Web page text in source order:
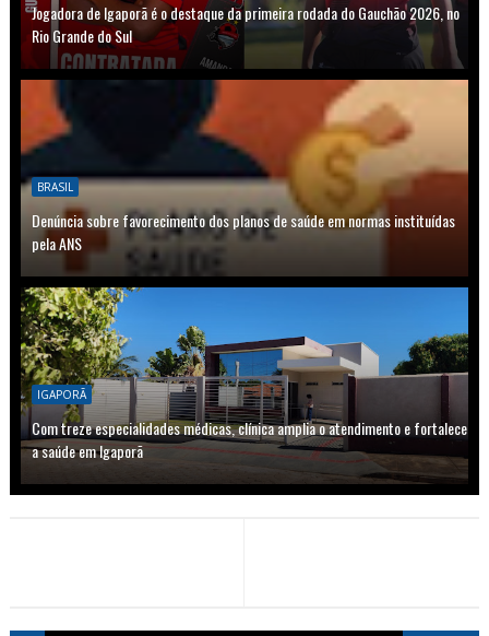
Jogadora de Igaporã é o destaque da primeira rodada do Gauchão 2026, no
Rio Grande do Sul
BRASIL
Denúncia sobre favorecimento dos planos de saúde em normas instituídas
pela ANS
IGAPORÃ
Com treze especialidades médicas, clínica amplia o atendimento e fortalece
a saúde em Igaporã